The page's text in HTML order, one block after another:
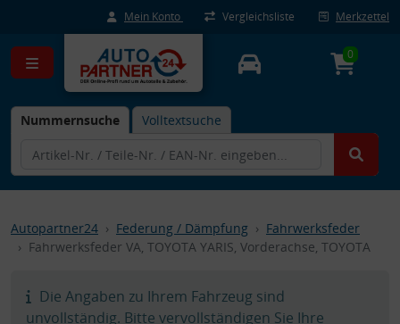
Mein Konto Vergleichsliste Merkzettel
Nummernsuche Volltextsuche
0
Autopartner24 Federung / Dämpfung
Fahrwerksfeder
Fahrwerksfeder VA, TOYOTA YARIS, Vorderachse, TOYOTA
Die Angaben zu Ihrem Fahrzeug sind
unvollständig. Bitte vervollständigen Sie Ihre